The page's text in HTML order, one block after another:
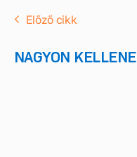
Előző cikk
NAGYON KELLENE